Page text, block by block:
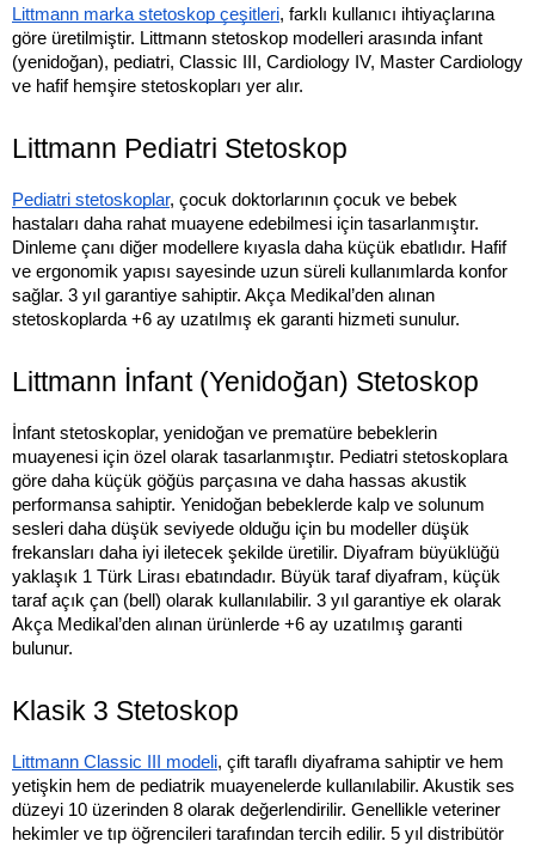
Littmann marka stetoskop çeşitleri, farklı kullanıcı ihtiyaçlarına
göre üretilmiştir. Littmann stetoskop modelleri arasında infant
(yenidoğan), pediatri, Classic III, Cardiology IV, Master Cardiology
ve hafif hemşire stetoskopları yer alır.
Littmann Pediatri Stetoskop
Pediatri stetoskoplar, çocuk doktorlarının çocuk ve bebek
hastaları daha rahat muayene edebilmesi için tasarlanmıştır.
Dinleme çanı diğer modellere kıyasla daha küçük ebatlıdır. Hafif
ve ergonomik yapısı sayesinde uzun süreli kullanımlarda konfor
sağlar. 3 yıl garantiye sahiptir. Akça Medikal’den alınan
stetoskoplarda +6 ay uzatılmış ek garanti hizmeti sunulur.
Littmann İnfant (Yenidoğan) Stetoskop
İnfant stetoskoplar, yenidoğan ve prematüre bebeklerin
muayenesi için özel olarak tasarlanmıştır. Pediatri stetoskoplara
göre daha küçük göğüs parçasına ve daha hassas akustik
performansa sahiptir. Yenidoğan bebeklerde kalp ve solunum
sesleri daha düşük seviyede olduğu için bu modeller düşük
frekansları daha iyi iletecek şekilde üretilir. Diyafram büyüklüğü
yaklaşık 1 Türk Lirası ebatındadır. Büyük taraf diyafram, küçük
taraf açık çan (bell) olarak kullanılabilir. 3 yıl garantiye ek olarak
Akça Medikal’den alınan ürünlerde +6 ay uzatılmış garanti
bulunur.
Klasik 3 Stetoskop
Littmann Classic III modeli, çift taraflı diyaframa sahiptir ve hem
yetişkin hem de pediatrik muayenelerde kullanılabilir. Akustik ses
düzeyi 10 üzerinden 8 olarak değerlendirilir. Genellikle veteriner
hekimler ve tıp öğrencileri tarafından tercih edilir. 5 yıl distribütör